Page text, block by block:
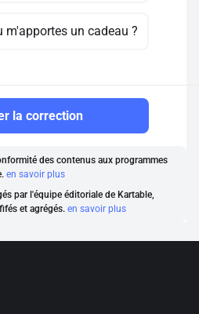
m'apportes un cadeau ?
la correction
des contenus aux programmes
en savoir plus
par l'équipe éditoriale de Kartable,
et agrégés. en savoir plus